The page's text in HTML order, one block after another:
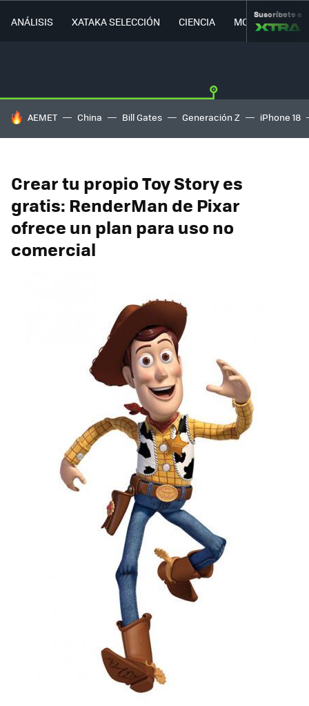
ANÁLISIS XATAKA SELECCIÓN CIENCIA MOVILIDAD
Suscríbete a
HOY SE HABLA DE
AEMET China Bill Gates Generación Z iPhone 18
Crear tu propio Toy Story es
gratis: RenderMan de Pixar
ofrece un plan para uso no
comercial